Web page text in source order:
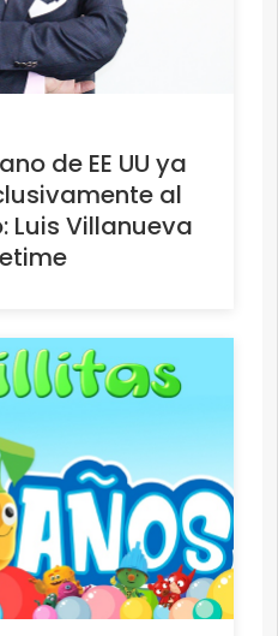
de EE UU ya
al
Luis Villanueva